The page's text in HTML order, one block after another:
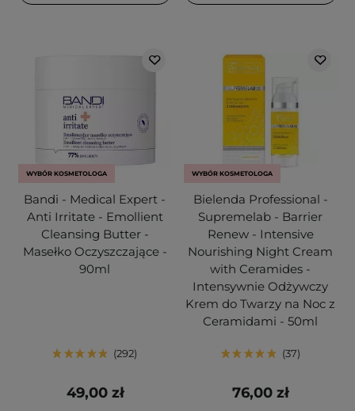
WYBÓR KOSMETOLOGA
Bandi - Medical Expert -
Anti Irritate - Emollient
Cleansing Butter -
Masełko Oczyszczające -
90ml
292
49,00 zł
WYBÓR KOSMETOLOGA
Bielenda Professional -
Supremelab - Barrier
Renew - Intensive
Nourishing Night Cream
with Ceramides -
Intensywnie Odżywczy
Krem do Twarzy na Noc z
Ceramidami - 50ml
37
76,00 zł